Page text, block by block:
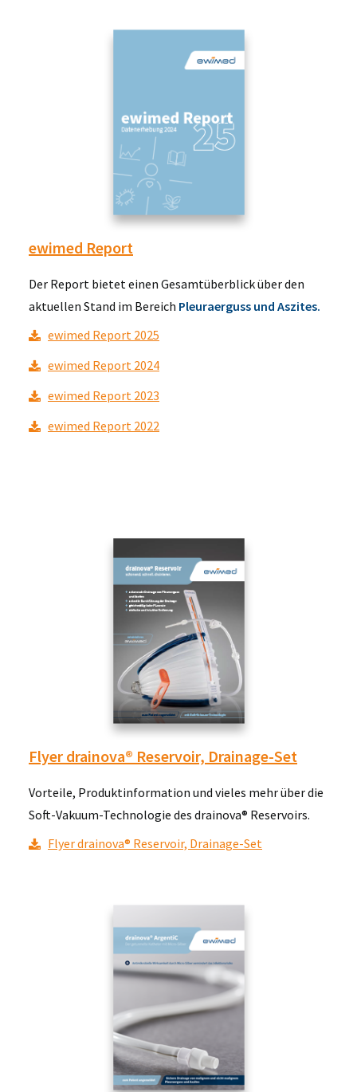
ewimed Report
Der Report bietet einen Gesamtüberblick über den
aktuellen Stand im Bereich Pleuraerguss und Aszites.
ewimed Report 2025
ewimed Report 2024
ewimed Report 2023
ewimed Report 2022
Flyer drainova® Reservoir, Drainage-Set
Vorteile, Produktinformation und vieles mehr über die
Soft-Vakuum-Technologie des drainova® Reservoirs.
Flyer drainova® Reservoir, Drainage-Set